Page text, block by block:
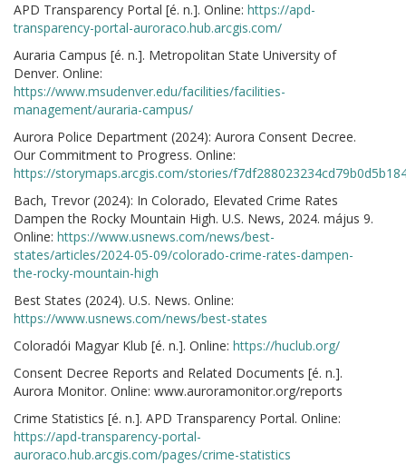
APD Transparency Portal [é. n.]. Online: https://apd-
transparency-portal-auroraco.hub.arcgis.com/
Auraria Campus [é. n.]. Metropolitan State University of
Denver. Online:
https://www.msudenver.edu/facilities/facilities-
management/auraria-campus/
Aurora Police Department (2024): Aurora Consent Decree.
Our Commitment to Progress. Online:
https://storymaps.arcgis.com/stories/
Bach, Trevor (2024): In Colorado, Elevated Crime Rates
Dampen the Rocky Mountain High. U.S. News, 2024. május 9.
Online: https://www.usnews.com/news/best-
states/articles/2024-05-09/colorado-crime-rates-dampen-
the-rocky-mountain-high
Best States (2024). U.S. News. Online:
https://www.usnews.com/news/best-states
Coloradói Magyar Klub [é. n.]. Online: https://huclub.org/
Consent Decree Reports and Related Documents [é. n.].
Aurora Monitor. Online: www.auroramonitor.org/reports
Crime Statistics [é. n.]. APD Transparency Portal. Online:
https://apd-transparency-portal-
auroraco.hub.arcgis.com/pages/crime-statistics